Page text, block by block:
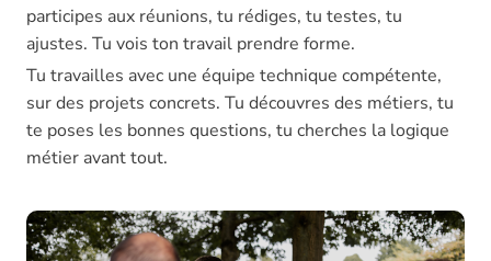
participes aux réunions, tu rédiges, tu testes, tu
ajustes. Tu vois ton travail prendre forme.
Tu travailles avec une équipe technique compétente,
sur des projets concrets. Tu découvres des métiers, tu
te poses les bonnes questions, tu cherches la logique
métier avant tout.